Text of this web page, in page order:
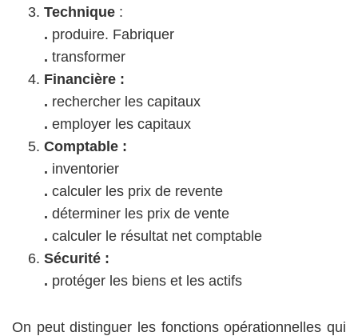
Technique :
. produire. Fabriquer
. transformer
Financière :
. rechercher les capitaux
. employer les capitaux
Comptable :
. inventorier
. calculer les prix de revente
. déterminer les prix de vente
. calculer le résultat net comptable
Sécurité :
. protéger les biens et les actifs
On peut distinguer les fonctions opérationnelles qui